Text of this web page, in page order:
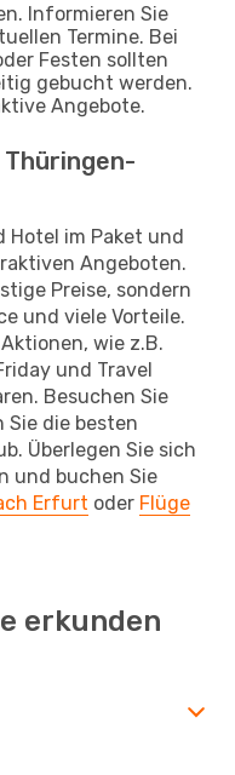
Informieren Sie
Termine. Bei
Festen sollten
gebucht werden.
Angebote.
Thüringen-
Hotel im Paket und
Angeboten.
Preise, sondern
und viele Vorteile.
wie z.B.
und Travel
Besuchen Sie
Sie die besten
Überlegen Sie sich
und buchen Sie
Erfurt oder Flüge
erkunden